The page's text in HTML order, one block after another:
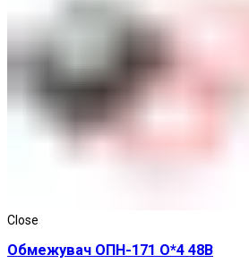
Close
Обмежувач ОПН-171 О*4 48В